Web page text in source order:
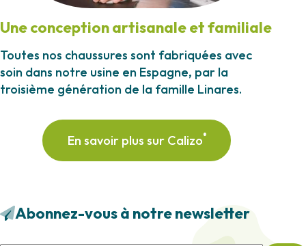
Une conception artisanale et familiale
Toutes nos chaussures sont fabriquées avec
soin dans notre usine en Espagne, par la
troisième génération de la famille Linares.
En savoir plus sur Calizo®
Abonnez-vous à notre newsletter